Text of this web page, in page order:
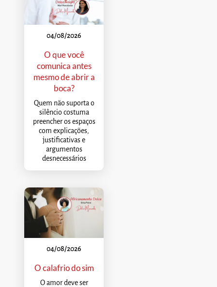
04/08/2026
O que você
comunica antes
mesmo de abrir a
boca?
Quem não suporta o
silêncio costuma
preencher os espaços
com explicações,
justificativas e
argumentos
desnecessários
04/08/2026
O calafrio do sim
O amor deve ser